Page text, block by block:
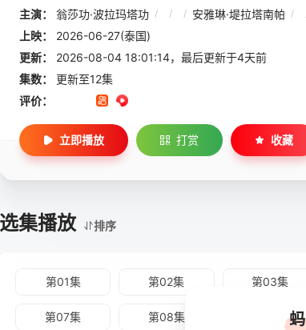
主演：
翁莎功·波拉玛塔功 / / / 安雅琳·堤拉塔南帕 /
上映：
2026-06-27(泰国)
更新：
2026-08-04 18:01:14，最后更新于4天前
集数：
更新至12集
评价：
立即播放 打赏 收藏
选集播放 排序
第01集 第02集 第03集
第07集 第08集 第09集